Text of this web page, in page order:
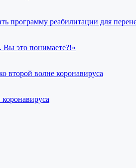
программу реабилитации для
Вы это понимаете?!»
второй волне коронавируса